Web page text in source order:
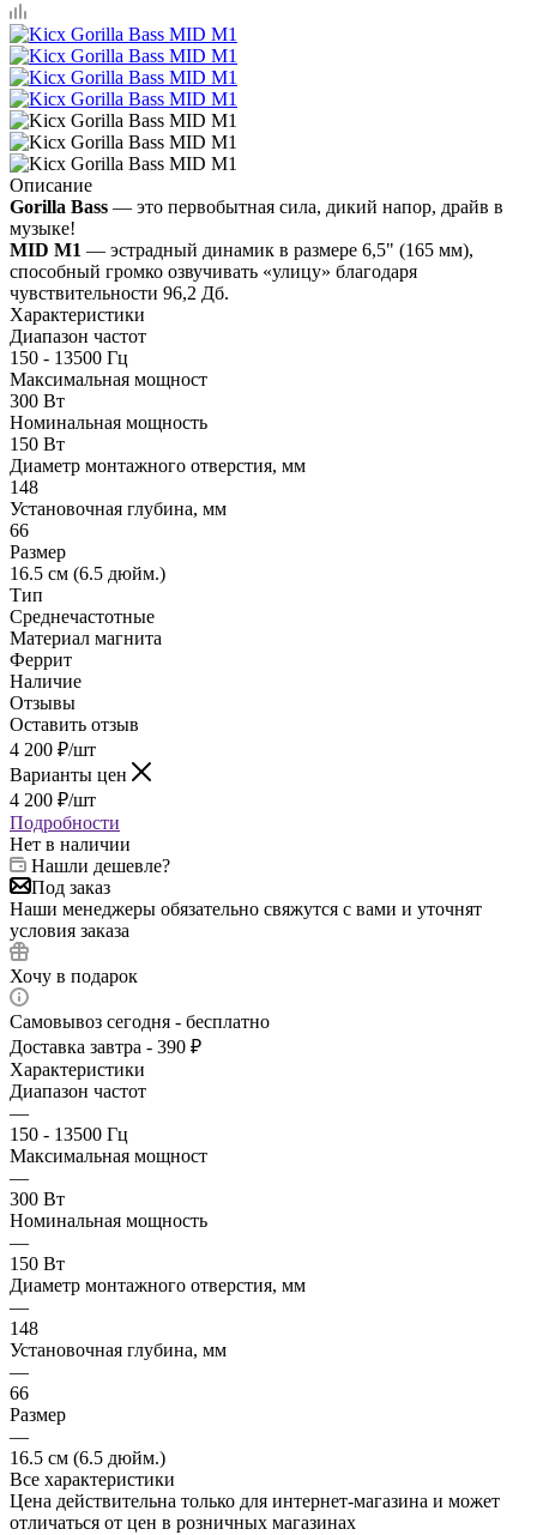
Описание
Gorilla Bass — это первобытная сила, дикий напор, драйв в
музыке!
MID M1 — эстрадный динамик в размере 6,5" (165 мм),
способный громко озвучивать «улицу» благодаря
чувствительности 96,2 Дб.
Характеристики
Диапазон частот
150 - 13500 Гц
Максимальная мощност
300 Вт
Номинальная мощность
150 Вт
Диаметр монтажного отверстия, мм
148
Установочная глубина, мм
66
Размер
16.5 см (6.5 дюйм.)
Тип
Среднечастотные
Материал магнита
Феррит
Наличие
Отзывы
Оставить отзыв
4 200 ₽/шт
Варианты цен
4 200 ₽/шт
Подробности
Нет в наличии
Нашли дешевле?
Под заказ
Наши менеджеры обязательно свяжутся с вами и уточнят
условия заказа
Хочу в подарок
Самовывоз сегодня - бесплатно
Доставка завтра - 390 ₽
Характеристики
Диапазон частот
—
150 - 13500 Гц
Максимальная мощност
—
300 Вт
Номинальная мощность
—
150 Вт
Диаметр монтажного отверстия, мм
—
148
Установочная глубина, мм
—
66
Размер
—
16.5 см (6.5 дюйм.)
Все характеристики
Цена действительна только для интернет-магазина и может
отличаться от цен в розничных магазинах